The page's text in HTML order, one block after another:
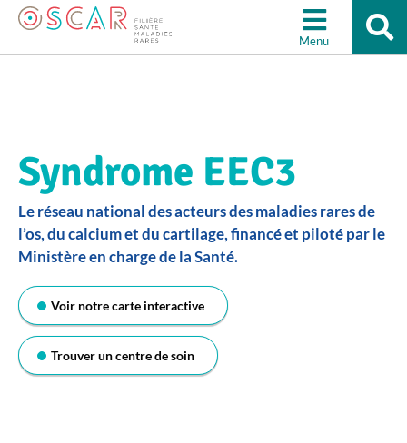
Aller à la recherche Menu
Syndrome EEC3
Le réseau national des acteurs des maladies rares de
l’os, du calcium et du cartilage, financé et piloté par le
Ministère en charge de la Santé.
Voir notre carte interactive
Trouver un centre de soin